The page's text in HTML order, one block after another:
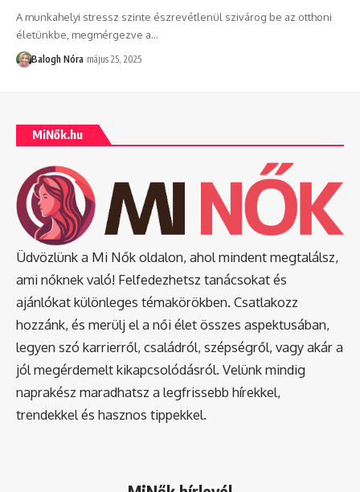
A munkahelyi stressz szinte észrevétlenül szivárog be az otthoni
életünkbe, megmérgezve a…
Balogh Nóra május 25, 2025
MiNők.hu
Üdvözlünk a Mi Nők oldalon, ahol mindent megtalálsz,
ami nőknek való! Felfedezhetsz tanácsokat és
ajánlókat különleges témakörökben. Csatlakozz
hozzánk, és merülj el a női élet összes aspektusában,
legyen szó karrierről, családról, szépségről, vagy akár a
jól megérdemelt kikapcsolódásról. Velünk mindig
naprakész maradhatsz a legfrissebb hírekkel,
trendekkel és hasznos tippekkel.